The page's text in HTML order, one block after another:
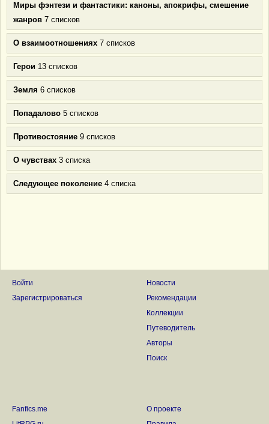
Миры фэнтези и фантастики: каноны, апокрифы, смешение
жанров 7 списков
О взаимоотношениях 7 списков
Герои 13 списков
Земля 6 списков
Попадалово 5 списков
Противостояние 9 списков
О чувствах 3 списка
Следующее поколение 4 списка
Войти
Зарегистрироваться
Новости
Рекомендации
Коллекции
Путеводитель
Авторы
Поиск
Fanfics.me
О проекте